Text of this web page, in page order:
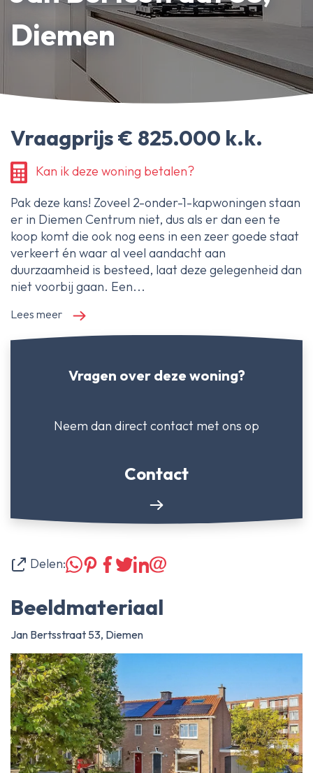
Diemen
Vraagprijs € 825.000 k.k.
Kan ik deze woning betalen?
Pak deze kans! Zoveel 2-onder-1-kapwoningen staan
er in Diemen Centrum niet, dus als er dan een te
koop komt die ook nog eens in een zeer goede staat
verkeert én waar al veel aandacht aan
duurzaamheid is besteed, laat deze gelegenheid dan
niet voorbij gaan. Een...
Lees meer
Vragen over deze woning?
Neem dan direct contact met ons op
Contact
Delen:
Beeldmateriaal
Jan Bertsstraat 53, Diemen
Erfpachtdeskundige
Gerechtelijke deskundige
Over Ameo makelaars
Onze reviews
Contact